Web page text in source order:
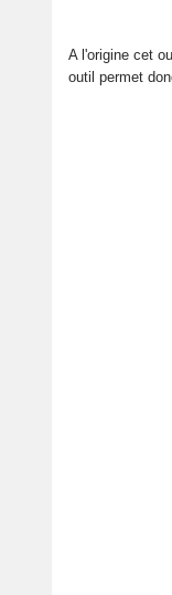
A l'origine cet
outil permet